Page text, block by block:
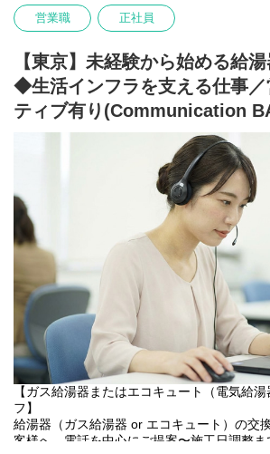
経験を積んだ後は、後輩指導や品質管理など
にステップアップすることも可能です。
さらに、工事にかかる各種事務手続きは、原
行い、現場の情報は、コールセンター、そし
詳細な情報が提供されますので、施工職社員
環境です。
会社と共に自分も成長したい・チャレンジし
ーの価値観に共感いただいた人、安心して働
る人など、多様なみなさまが活躍できる企業
【キャリアサポート/人事制度】
当社基準のスキルを満たした方は、年2回の
があります。
入社初年度からでも、実績やスキルに応じ
があります。
【福利厚生】
■休暇制度(クラフトファイブ休暇)
施工スタッフが仕事とプライベートの調和を
（名称：クラフトファイブ）を導入しており
年間休日110日の他に、5日以内の連続休暇を
可能な制度となっております。（一定の基準
■美容と健康のサポート（うるツヤ制度）
社員の身だしなみを整え、健やかな生活と
向上を目的とした制度です。
営業職 正社員
【東京】未経験から始める給
◆生活インフラを支える仕事／
ティブ有り(Communication
【ガス給湯器またはエコキュート（電気給
フ】
給湯器（ガス給湯器 or エコキュート）の交
客様へ、電話を中心にご提案〜施工日調整